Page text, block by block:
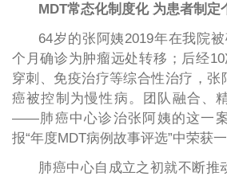
MDT常态化制度化 为患者制定
64岁的张阿姨2019年在我院
个月确诊为肿瘤远处转移；后经
穿刺、免疫治疗等综合性治疗，张
癌被控制为慢性病。团队融合、
——肺癌中心诊治张阿姨的这一
报“年度MDT病例故事评选”中荣获一
肺癌中心自成立之初就不断推